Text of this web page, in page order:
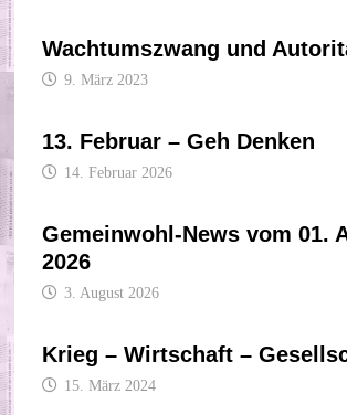
Wachtumszwang und
9. März 2023
13. Februar – Geh Denken
14. Februar 2026
Gemeinwohl-News vom 01.
2026
3. August 2026
Krieg – Wirtschaft –
15. März 2024